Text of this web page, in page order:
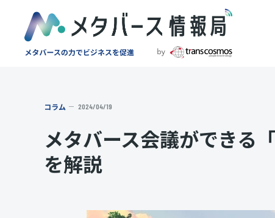
コラム 2024/04/19
メタバース会議ができる
を解説